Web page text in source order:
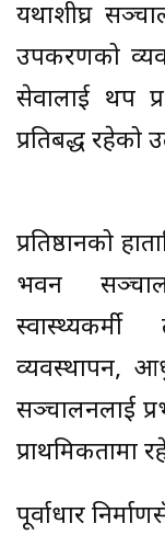
यथाशीघ्र
उपकरणको
सेवालाई थप
प्रतिबद्ध रहेको
प्रतिष्ठानको
भवन
व्यवस्थापन,
सञ्चालनलाई
प्राथमिकतामा
पूर्वाधार